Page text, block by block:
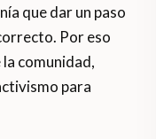
que dar un paso
Por eso
comunidad,
para